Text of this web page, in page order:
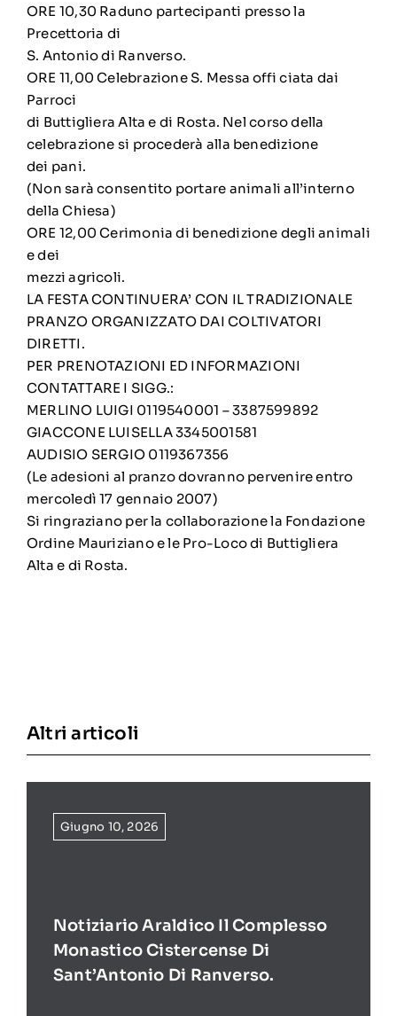
ORE 10,30 Raduno partecipanti presso la
Precettoria di
S. Antonio di Ranverso.
ORE 11,00 Celebrazione S. Messa offi ciata dai
Parroci
di Buttigliera Alta e di Rosta. Nel corso della
celebrazione si procederà alla benedizione
dei pani.
(Non sarà consentito portare animali all’interno
della Chiesa)
ORE 12,00 Cerimonia di benedizione degli animali
e dei
mezzi agricoli.
LA FESTA CONTINUERA’ CON IL TRADIZIONALE
PRANZO ORGANIZZATO DAI COLTIVATORI
DIRETTI.
PER PRENOTAZIONI ED INFORMAZIONI
CONTATTARE I SIGG.:
MERLINO LUIGI 0119540001 – 3387599892
GIACCONE LUISELLA 3345001581
AUDISIO SERGIO 0119367356
(Le adesioni al pranzo dovranno pervenire entro
mercoledì 17 gennaio 2007)
Si ringraziano per la collaborazione la Fondazione
Ordine Mauriziano e le Pro-Loco di Buttigliera
Alta e di Rosta.
Altri articoli
Giugno 10, 2026
Notiziario Araldico Il Complesso
Monastico Cistercense Di
Sant’Antonio Di Ranverso.